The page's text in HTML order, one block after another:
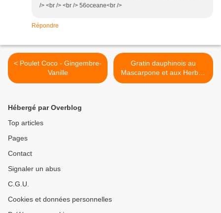
/> <br /> <br /> 56oceane<br />
Répondre
< Poulet Coco - Gingembre-
Vanille
Gratin dauphinois au
Mascarpone et aux Herbes
>
Hébergé par Overblog
Top articles
Pages
Contact
Signaler un abus
C.G.U.
Cookies et données personnelles